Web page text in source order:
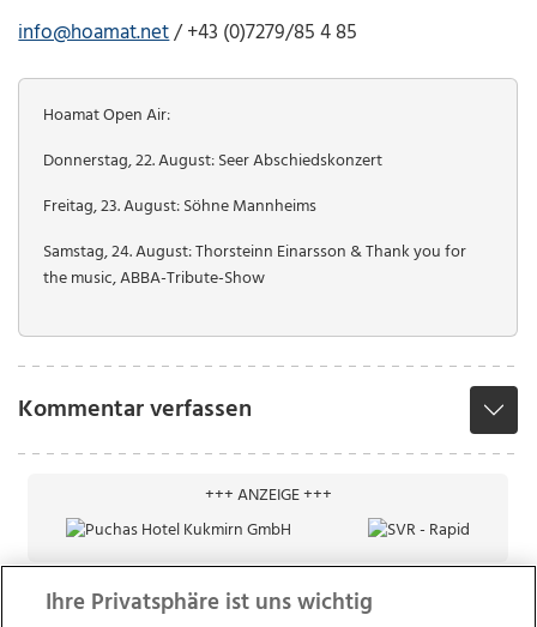
info@hoamat.net/ +43 (0)7279/85 4 85
Hoamat Open Air:
Donnerstag, 22. August: Seer Abschiedskonzert
Freitag, 23. August: Söhne Mannheims
Samstag, 24. August: Thorsteinn Einarsson & Thank you for
the music, ABBA-Tribute-Show
Kommentar verfassen
+++ ANZEIGE +++
Ihre Privatsphäre ist uns wichtig